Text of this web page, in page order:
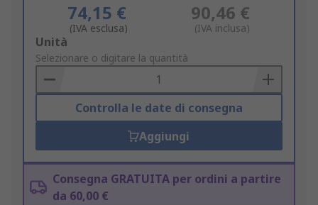
74,15 €
(IVA esclusa)
90,46 €
(IVA inclusa)
Add
to
Basket
Unità
Selezionare o digitare la quantità
Controlla le date di consegna
Aggiungi
Consegna GRATUITA per ordini a partire
da 60,00 €